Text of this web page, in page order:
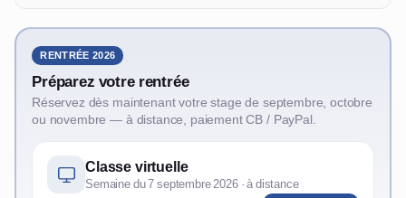
RENTRÉE 2026
Préparez votre rentrée
Réservez dès maintenant votre stage de septembre, octobre
ou novembre — à distance, paiement CB / PayPal.
Classe virtuelle
Semaine du 7 septembre 2026 · à distance